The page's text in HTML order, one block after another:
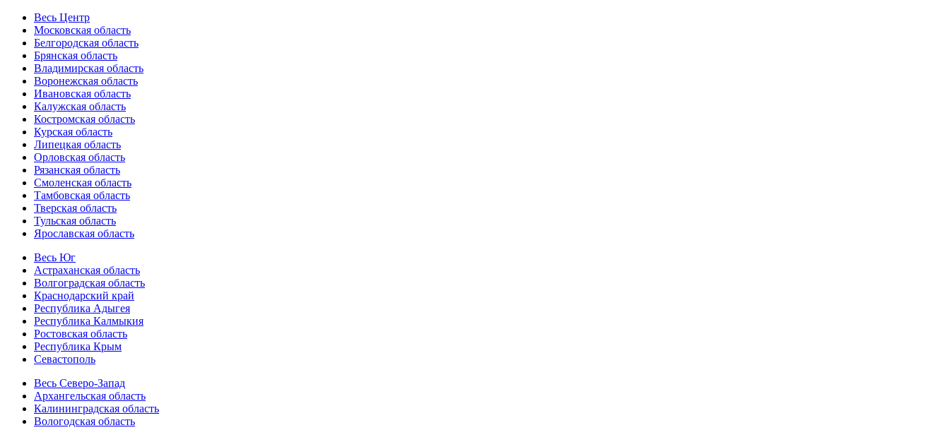
Весь Центр
Московская область
Белгородская область
Брянская область
Владимирская область
Воронежская область
Ивановская область
Калужская область
Костромская область
Курская область
Липецкая область
Орловская область
Рязанская область
Смоленская область
Тамбовская область
Тверская область
Тульская область
Ярославская область
Весь Юг
Астраханская область
Волгоградская область
Краснодарский край
Республика Адыгея
Республика Калмыкия
Ростовская область
Республика Крым
Севастополь
Весь Северо-Запад
Архангельская область
Калининградская область
Вологодская область